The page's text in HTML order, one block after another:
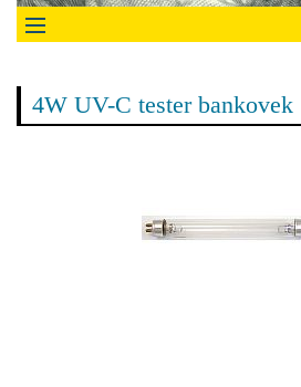
4W UV-C tester bankovek